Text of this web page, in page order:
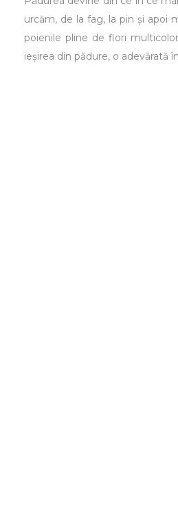
urcăm, de la fag, la pin și apoi
poienile pline de flori
ieșirea din pădure, o adevărată